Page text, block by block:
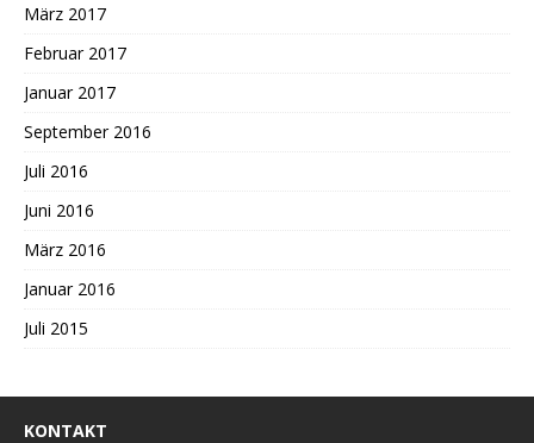
März 2017
Februar 2017
Januar 2017
September 2016
Juli 2016
Juni 2016
März 2016
Januar 2016
Juli 2015
KONTAKT